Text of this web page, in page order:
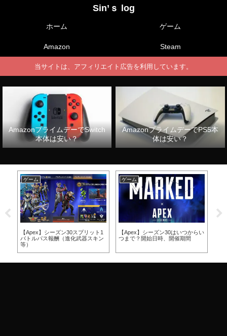
Sin’ｓ log
ホーム ゲーム
Amazon Steam
当サイトは、アフィリエイト広告を利用しています。
AmazonプライムデーでSwitch
本体は安い？
AmazonプライムデーでPS5本
体は安い？
ゲーム
【Apex】シーズン30スプリット1
バトルパス報酬（進化武器スキン
等）
ゲーム
【Apex】シーズン30はいつからい
つまで？開始日時、開催期間